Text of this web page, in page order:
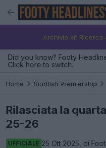
Archivio kit Ricerca
Did you know? Footy
Click here to switch.
Home Scottish Premiership
Rilasciata la
25-26
UFFICIALE 25 Ott 2025, di